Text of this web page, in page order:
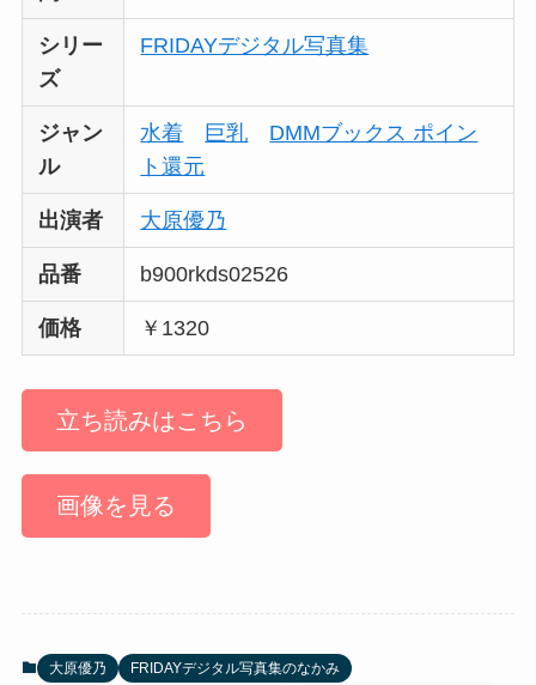
シリー
ズ
FRIDAYデジタル写真集
ジャン
ル
水着 巨乳
DMMブックス ポイン
ト還元
出演者 大原優乃
品番 b900rkds02526
価格 ￥1320
立ち読みはこちら
画像を見る
大原優乃
FRIDAYデジタル写真集のなかみ